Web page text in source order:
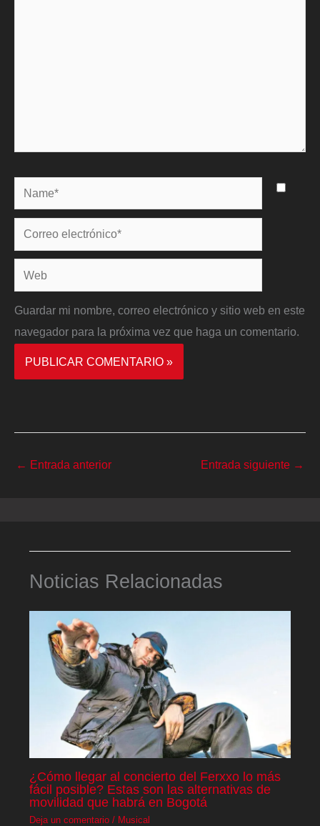
Name*
Correo
electrónico*
Web
Guardar mi nombre, correo electrónico y sitio web en este
navegador para la próxima vez que haga un comentario.
← Entrada anterior Entrada siguiente →
Noticias Relacionadas
¿Cómo llegar al concierto del Ferxxo lo más
fácil posible? Estas son las alternativas de
movilidad que habrá en Bogotá
Deja un comentario / Musical